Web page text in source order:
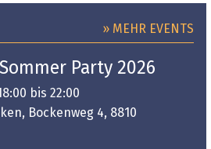
» MEHR EVENTS
Party 2026
bis 22:00
Bockenweg 4, 8810